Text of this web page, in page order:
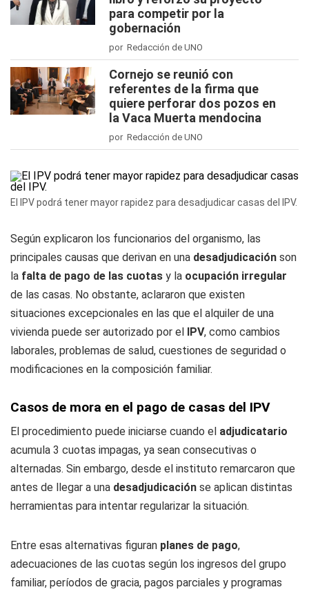
para competir por la
gobernación
por Redacción de UNO
Cornejo se reunió con
referentes de la firma que
quiere perforar dos pozos en
la Vaca Muerta mendocina
por Redacción de UNO
El IPV podrá tener mayor rapidez para desadjudicar casas del IPV.
Según explicaron los funcionarios del organismo, las
principales causas que derivan en una desadjudicación son
la falta de pago de las cuotas y la ocupación irregular
de las casas. No obstante, aclararon que existen
situaciones excepcionales en las que el alquiler de una
vivienda puede ser autorizado por el IPV, como cambios
laborales, problemas de salud, cuestiones de seguridad o
modificaciones en la composición familiar.
Casos de mora en el pago de casas del IPV
El procedimiento puede iniciarse cuando el adjudicatario
acumula 3 cuotas impagas, ya sean consecutivas o
alternadas. Sin embargo, desde el instituto remarcaron que
antes de llegar a una desadjudicación se aplican distintas
herramientas para intentar regularizar la situación.
Entre esas alternativas figuran planes de pago,
adecuaciones de las cuotas según los ingresos del grupo
familiar, períodos de gracia, pagos parciales y programas